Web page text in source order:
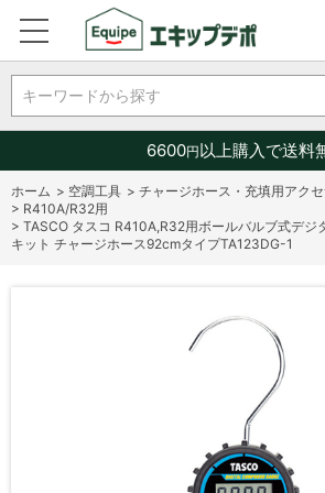
キーワードから探す
6600円以上購入で送料
ホーム > 空調工具 > チャージホース・充填用アク
> R410A/R32用
> TASCO タスコ R410A,R32用ボールバルブ式デジ
キット チャージホース92cmタイプTA123DG-1